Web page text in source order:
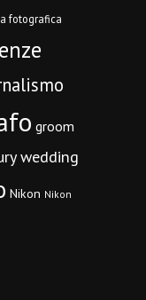
fotografica
groom
wedding
Nikon Nikon